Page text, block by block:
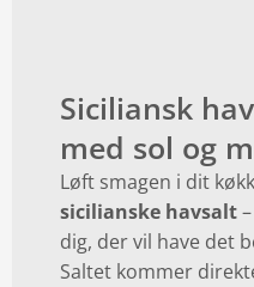
Siciliansk
med sol og
Løft smagen i dit
sicilianske havsalt
dig, der vil have det
Saltet kommer